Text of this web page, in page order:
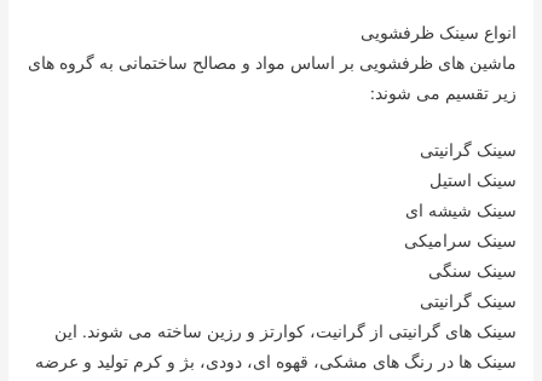
انواع سینک ظرفشویی
ماشین های ظرفشویی بر اساس مواد و مصالح ساختمانی به گروه های
زیر تقسیم می شوند:
سینک گرانیتی
سینک استیل
سینک شیشه ای
سینک سرامیکی
سینک سنگی
سینک گرانیتی
سینک های گرانیتی از گرانیت، کوارتز و رزین ساخته می شوند. این
سینک ها در رنگ های مشکی، قهوه ای، دودی، بژ و کرم تولید و عرضه